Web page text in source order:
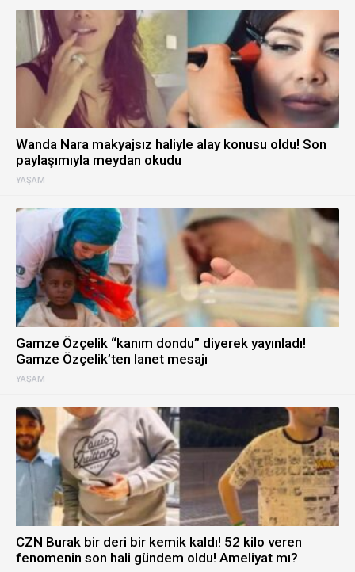
YAŞAM
Wanda Nara makyajsız haliyle alay konusu oldu! Son
paylaşımıyla meydan okudu
YAŞAM
Gamze Özçelik “kanım dondu” diyerek yayınladı!
Gamze Özçelik’ten lanet mesajı
CZN Burak bir deri bir kemik kaldı! 52 kilo veren
fenomenin son hali gündem oldu! Ameliyat mı?